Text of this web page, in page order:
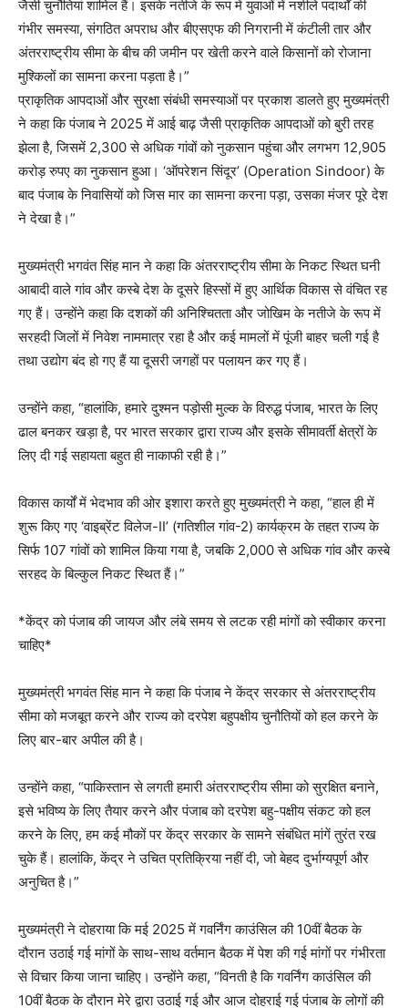
जैसी चुनौतियां शामिल हैं। इसके नतीजे के रूप में युवाओं में नशीले पदार्थों की
गंभीर समस्या, संगठित अपराध और बीएसएफ की निगरानी में कंटीली तार और
अंतरराष्ट्रीय सीमा के बीच की जमीन पर खेती करने वाले किसानों को रोजाना
मुश्किलों का सामना करना पड़ता है।”
प्राकृतिक आपदाओं और सुरक्षा संबंधी समस्याओं पर प्रकाश डालते हुए मुख्यमंत्री
ने कहा कि पंजाब ने 2025 में आई बाढ़ जैसी प्राकृतिक आपदाओं को बुरी तरह
झेला है, जिसमें 2,300 से अधिक गांवों को नुकसान पहुंचा और लगभग 12,905
करोड़ रुपए का नुकसान हुआ। ‘ऑपरेशन सिंदूर’ (Operation Sindoor) के
बाद पंजाब के निवासियों को जिस मार का सामना करना पड़ा, उसका मंजर पूरे देश
ने देखा है।”
मुख्यमंत्री भगवंत सिंह मान ने कहा कि अंतरराष्ट्रीय सीमा के निकट स्थित घनी
आबादी वाले गांव और कस्बे देश के दूसरे हिस्सों में हुए आर्थिक विकास से वंचित रह
गए हैं। उन्होंने कहा कि दशकों की अनिश्चितता और जोखिम के नतीजे के रूप में
सरहदी जिलों में निवेश नाममात्र रहा है और कई मामलों में पूंजी बाहर चली गई है
तथा उद्योग बंद हो गए हैं या दूसरी जगहों पर पलायन कर गए हैं।
उन्होंने कहा, “हालांकि, हमारे दुश्मन पड़ोसी मुल्क के विरुद्ध पंजाब, भारत के लिए
ढाल बनकर खड़ा है, पर भारत सरकार द्वारा राज्य और इसके सीमावर्ती क्षेत्रों के
लिए दी गई सहायता बहुत ही नाकाफी रही है।”
विकास कार्यों में भेदभाव की ओर इशारा करते हुए मुख्यमंत्री ने कहा, “हाल ही में
शुरू किए गए ‘वाइब्रेंट विलेज-II’ (गतिशील गांव-2) कार्यक्रम के तहत राज्य के
सिर्फ 107 गांवों को शामिल किया गया है, जबकि 2,000 से अधिक गांव और कस्बे
सरहद के बिल्कुल निकट स्थित हैं।”
*केंद्र को पंजाब की जायज और लंबे समय से लटक रही मांगों को स्वीकार करना
चाहिए*
मुख्यमंत्री भगवंत सिंह मान ने कहा कि पंजाब ने केंद्र सरकार से अंतरराष्ट्रीय
सीमा को मजबूत करने और राज्य को दरपेश बहुपक्षीय चुनौतियों को हल करने के
लिए बार-बार अपील की है।
उन्होंने कहा, “पाकिस्तान से लगती हमारी अंतरराष्ट्रीय सीमा को सुरक्षित बनाने,
इसे भविष्य के लिए तैयार करने और पंजाब को दरपेश बहु-पक्षीय संकट को हल
करने के लिए, हम कई मौकों पर केंद्र सरकार के सामने संबंधित मांगें तुरंत रख
चुके हैं। हालांकि, केंद्र ने उचित प्रतिक्रिया नहीं दी, जो बेहद दुर्भाग्यपूर्ण और
अनुचित है।”
मुख्यमंत्री ने दोहराया कि मई 2025 में गवर्निंग काउंसिल की 10वीं बैठक के
दौरान उठाई गई मांगों के साथ-साथ वर्तमान बैठक में पेश की गई मांगों पर गंभीरता
से विचार किया जाना चाहिए। उन्होंने कहा, “विनती है कि गवर्निंग काउंसिल की
10वीं बैठक के दौरान मेरे द्वारा उठाई गई और आज दोहराई गई पंजाब के लोगों की